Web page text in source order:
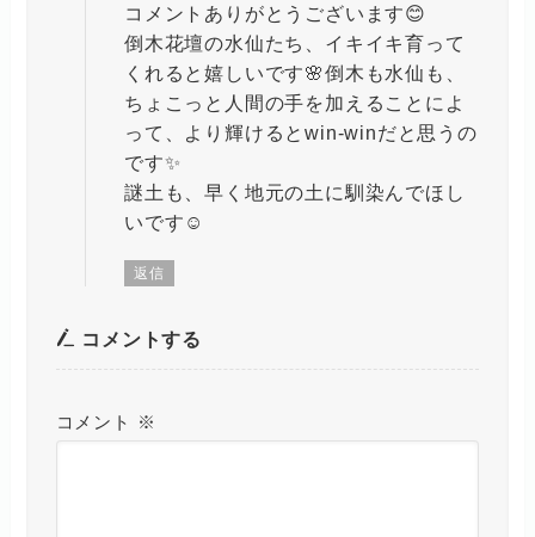
コメントありがとうございます😊
倒木花壇の水仙たち、イキイキ育って
くれると嬉しいです🌸倒木も水仙も、
ちょこっと人間の手を加えることによ
って、より輝けるとwin-winだと思うの
です✨
謎土も、早く地元の土に馴染んでほし
いです☺️
返信
コメントする
コメント ※